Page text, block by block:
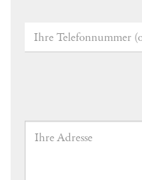
Ihre
Telefonnummer
Adresse